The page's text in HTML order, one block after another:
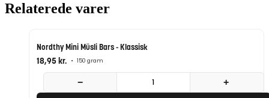
Relaterede varer
Nordthy Mini Müsli Bars - Klassisk
18,95 kr. • 150 gram
− +